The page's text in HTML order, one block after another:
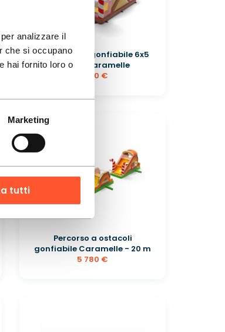
analizzare il
che si occupano
hai fornito loro o
Marketing
tutti
Parco giochi gonfiabile 6x5
a tema caramelle
2 340 €
Percorso a ostacoli
gonfiabile Caramelle - 20 m
5 780 €